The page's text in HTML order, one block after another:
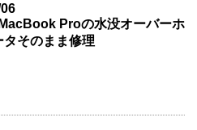
MacBook Proの水没オーバーホ
タそのまま修理